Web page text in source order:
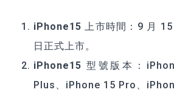
iPhone15 上市時間 ：9 月
日正式上市。
iPhone15 型號版本
：
Plus、iPhone 15 Pro、